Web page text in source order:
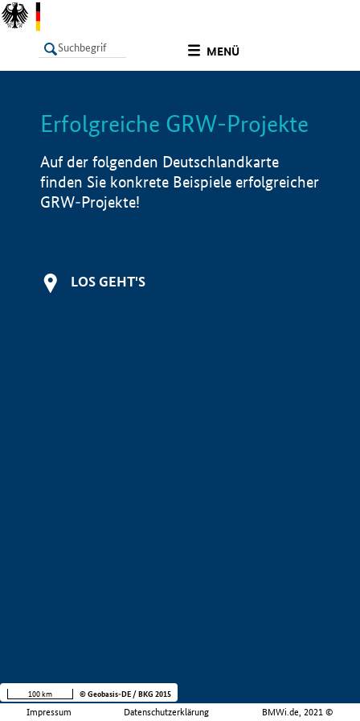
MENÜ
LISTE Info
Erfolgreiche GRW-Projekte
Auf der folgenden Deutschlandkarte
finden Sie konkrete Beispiele erfolgreicher
GRW-Projekte!
LOS GEHT'S
Impressum Datenschutzerklärung BMWi.de, 2021 ©
100 km © Geobasis-DE / BKG 2015